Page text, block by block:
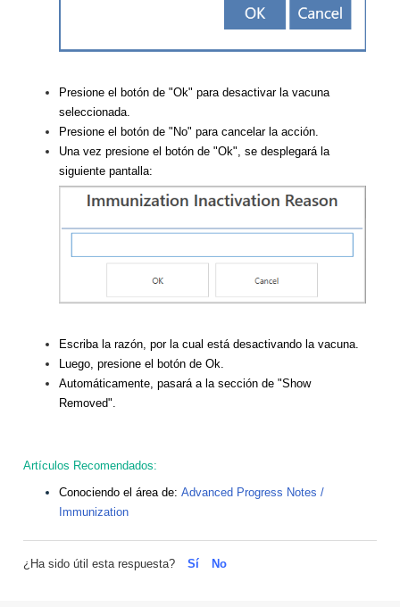
Presione el botón de "Ok" para desactivar la vacuna
seleccionada.
Presione el botón de "No" para cancelar la acción.
Una vez presione el botón de "Ok", se desplegará la
siguiente pantalla:
Escriba la razón, por la cual está desactivando la vacuna.
Luego, presione el botón de Ok.
Automáticamente, pasará a la sección de "Show
Removed".
Artículos Recomendados:
Conociendo el área de: Advanced Progress Notes /
Immunization
¿Ha sido útil esta respuesta? Sí No